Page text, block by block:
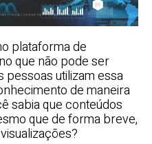
plataforma de
que não pode ser
pessoas utilizam essa
de maneira
sabia que conteúdos
que de forma breve,